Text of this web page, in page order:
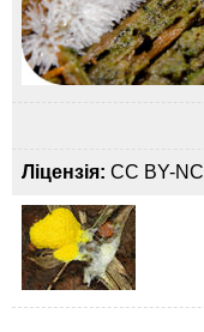
Ліцензія: CC BY-NC